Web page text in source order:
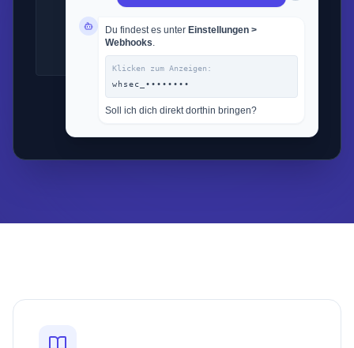
Du findest es unter Einstellungen >
Webhooks.
Klicken zum Anzeigen:
whsec_••••••••
Soll ich dich direkt dorthin bringen?